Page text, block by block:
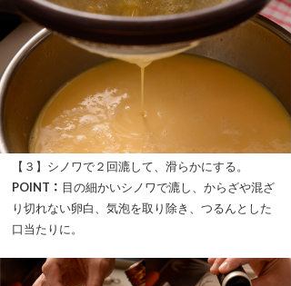
【３】シノワで２回漉して、滑らかにする。
POINT： 目の細かいシノワで漉し、からざや混ざ
り切れない卵白、気泡を取り除き、つるんとした
口当たりに。